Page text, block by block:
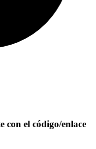
con el código/enlace